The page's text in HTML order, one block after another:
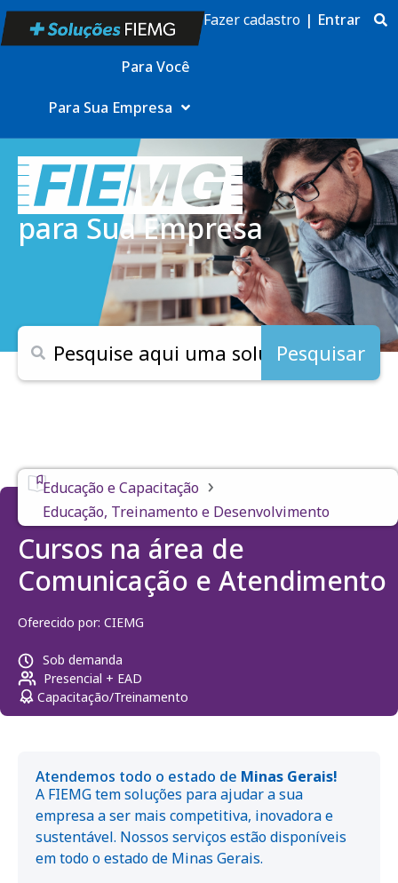
Para Você
Para Sua Empresa
Fazer cadastro | Entrar
para Sua Empresa
Pesquisar
Educação e Capacitação ›
Educação, Treinamento e Desenvolvimento
Cursos na área de
Comunicação e Atendimento
Oferecido por: CIEMG
Sob demanda
Presencial + EAD
Capacitação/Treinamento
Atendemos todo o estado de Minas Gerais!
A FIEMG tem soluções para ajudar a sua
empresa a ser mais competitiva, inovadora e
sustentável. Nossos serviços estão disponíveis
em todo o estado de Minas Gerais.